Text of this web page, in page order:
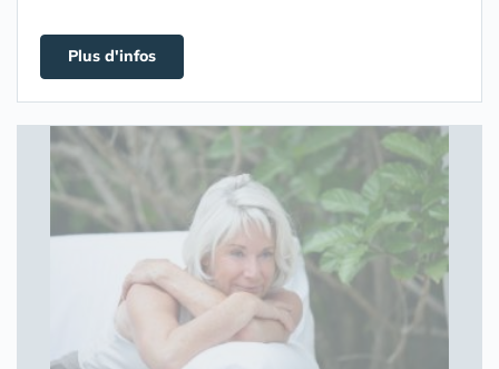
Plus d'infos